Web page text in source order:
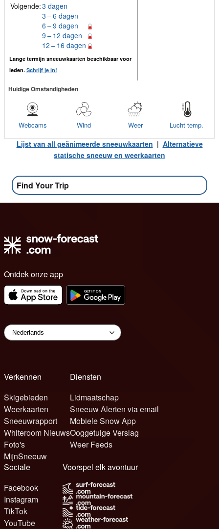
Volgende:3 dagen
3 – 6 dagen
6 – 9 dagen
9 – 12 dagen
12 – 16 dagen
Lange termijn sneeuwkaarten beschikbaar voor
leden. Schrijf je in!
Huidige Omstandigheden
Lucht temp.
Weer
Wind
Webcams
Lijst van all geänimeerde sneeuwkaarten | Alternatieve
statische sneeuw en weerkaarten
Find Your Trip
Ontdek onze app
Verkennen
Skigebieden
Weerkaarten
Sneeuwrapport
Whiteroom Nieuws
Foto's
MijnSneeuw
Diensten
Lidmaatschap
Sneeuw Alerten via email
Mobiele Snow App
Ooggetuige Verslag
Weer Feeds
Sociale
Facebook
Instagram
TikTok
YouTube
Voorspel elk avontuur